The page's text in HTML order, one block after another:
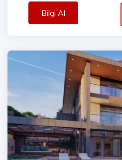
Bilgi Al